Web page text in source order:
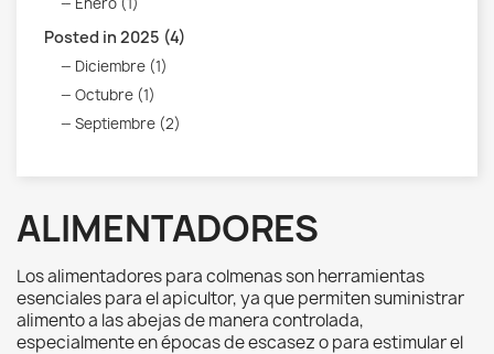
Posted in 2025 (4)
Diciembre (1)
Octubre (1)
Septiembre (2)
ALIMENTADORES
Los alimentadores para colmenas son herramientas
esenciales para el apicultor,ya que permiten suministrar
alimento a las abejas de manera controlada,
especialmente en épocas de escasez o para estimular el